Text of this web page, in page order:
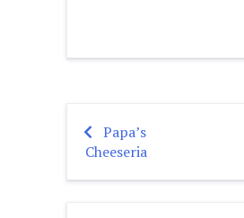
Post
navigation
Papa’s
Cheeseria